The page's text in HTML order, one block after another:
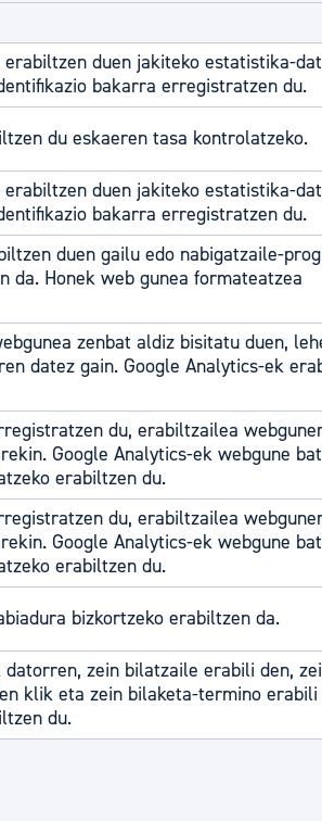
duen jakiteko estatistika-
bakarra erregistratzen du.
du eskaeren tasa kontrolatzeko.
duen jakiteko estatistika-
bakarra erregistratzen du.
duen gailu edo nabigatzaile-
da. Honek web gunea formateatzea
zenbat aldiz bisitatu duen,
datez gain. Google Analytics-ek
du, erabiltzailea
Google Analytics-ek webgune
erabiltzen du.
du, erabiltzailea
Google Analytics-ek webgune
erabiltzen du.
bizkortzeko erabiltzen da.
zein bilatzaile erabili den,
klik eta zein bilaketa-termino erabili
du.